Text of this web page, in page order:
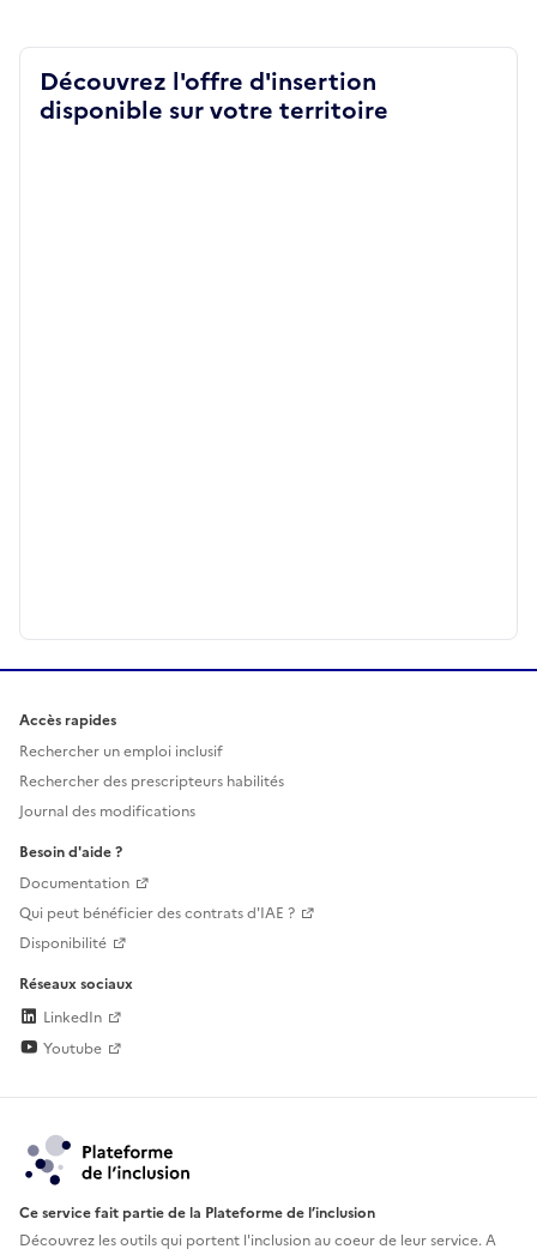
Découvrez l'offre d'insertion
disponible sur votre territoire
Accès rapides
Rechercher un emploi inclusif
Rechercher des prescripteurs habilités
Journal des modifications
Besoin d'aide ?
Documentation
Qui peut bénéficier des contrats d'IAE ?
Disponibilité
Réseaux sociaux
LinkedIn
Youtube
Ce service fait partie de la Plateforme de l’inclusion
Découvrez les outils qui portent l'inclusion aucoeur de leur service. A